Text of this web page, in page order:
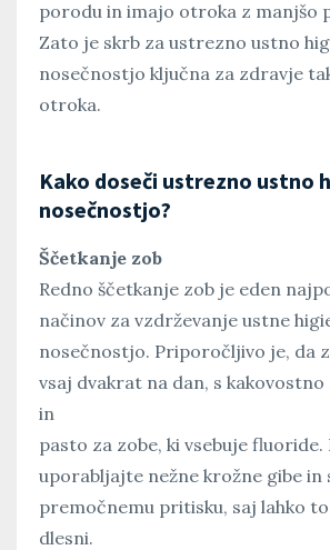
porodu in imajo otroka z manjšo
Zato je skrb za ustrezno ustno
nosečnostjo ključna za zdravje
otroka.
Kako doseči ustrezno ustno
nosečnostjo?
Ščetkanje zob
Redno ščetkanje zob je eden
načinov za vzdrževanje ustne
nosečnostjo. Priporočljivo je, da
vsaj dvakrat na dan, s
in
pasto za zobe, ki vsebuje fluoride.
uporabljajte nežne krožne gibe in
premočnemu pritisku, saj lahko
dlesni.